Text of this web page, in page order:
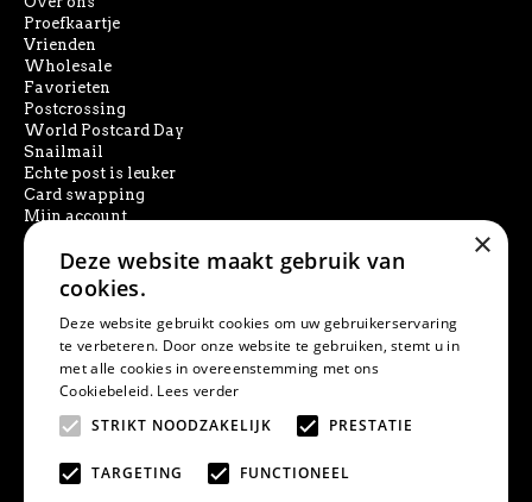
Proefkaartje
Vrienden
Wholesale
Favorieten
Postcrossing
World Postcard Day
Snailmail
Echte post is leuker
Card swapping
Mijn account
SOCIAL MEDIA
PRODUCT ZOEKEN
×
Deze website maakt gebruik van
cookies.
Deze website gebruikt cookies om uw gebruikerservaring
te verbeteren. Door onze website te gebruiken, stemt u in
met alle cookies in overeenstemming met ons
Cookiebeleid. Lees verder
STRIKT NOODZAKELIJK
PRESTATIE
TARGETING FUNCTIONEEL